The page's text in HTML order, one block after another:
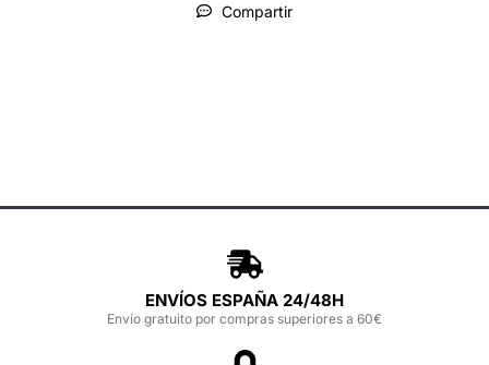
Compartir
ENVÍOS ESPAÑA 24/48H
Envío gratuito por compras superiores a 60€